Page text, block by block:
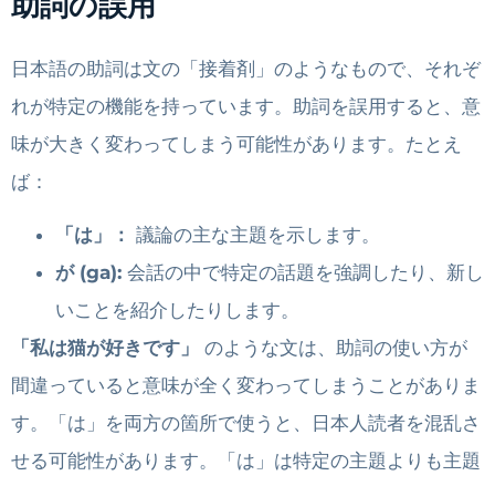
日本語の助詞は文の「接着剤」のようなもので、それぞ
れが特定の機能を持っています。助詞を誤用すると、意
味が大きく変わってしまう可能性があります。たとえ
ば：
「は」： 議論の主な主題を示します。
が (ga): 会話の中で特定の話題を強調したり、新し
いことを紹介したりします。
「私は猫が好きです」 のような文は、助詞の使い方が
間違っていると意味が全く変わってしまうことがありま
す。「は」を両方の箇所で使うと、日本人読者を混乱さ
せる可能性があります。「は」は特定の主題よりも主題